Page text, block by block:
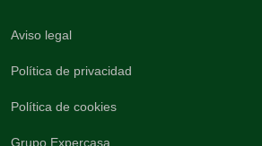
Aviso legal
Política de privacidad
Política de cookies
Grupo Expercasa